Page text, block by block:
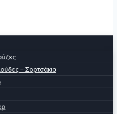
– Σορτσάκια